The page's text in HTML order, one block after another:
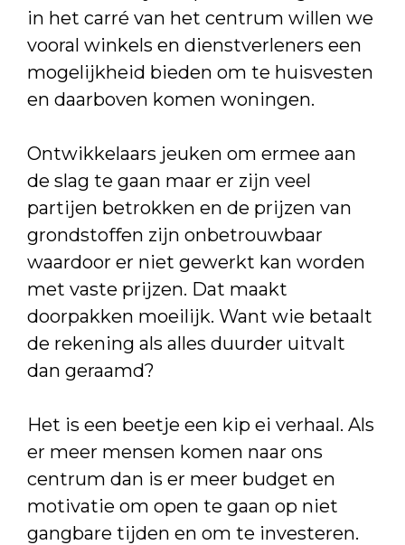
in het carré van het centrum willen we
vooral winkels en dienstverleners een
mogelijkheid bieden om te huisvesten
en daarboven komen woningen.
Ontwikkelaars jeuken om ermee aan
de slag te gaan maar er zijn veel
partijen betrokken en de prijzen van
grondstoffen zijn onbetrouwbaar
waardoor er niet gewerkt kan worden
met vaste prijzen. Dat maakt
doorpakken moeilijk. Want wie betaalt
de rekening als alles duurder uitvalt
dan geraamd?
Het is een beetje een kip ei verhaal. Als
er meer mensen komen naar ons
centrum dan is er meer budget en
motivatie om open te gaan op niet
gangbare tijden en om te investeren.